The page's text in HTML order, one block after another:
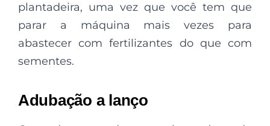
plantadeira, uma vez que você tem que
parar a máquina mais vezes para
abastecer com fertilizantes do que com
sementes.
Adubação a lanço